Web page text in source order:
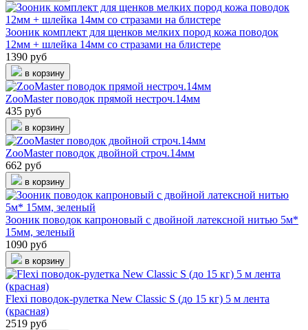
Зооник комплект для щенков мелких пород кожа поводок
12мм + шлейка 14мм со стразами на блистере
1390 руб
в корзину
ZooMaster поводок прямой нестроч.14мм
435 руб
в корзину
ZooMaster поводок двойной строч.14мм
662 руб
в корзину
Зооник поводок капроновый с двойной латексной нитью 5м*
15мм, зеленый
1090 руб
в корзину
Flexi поводок-рулетка New Classic S (до 15 кг) 5 м лента
(красная)
2519 руб